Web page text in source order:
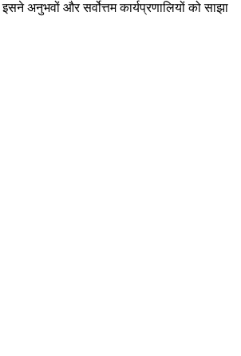
अनुभवों और सर्वोत्तम कार्यप्रणालियों को साझा